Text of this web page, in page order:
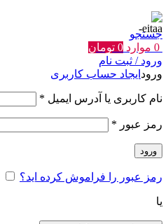
جستجو
0 موارد 0 تومان
ورود / ثبت نام
ورود ایجاد حساب کاربری
نام کاربری یا آدرس ایمیل *
رمز عبور *
ورود
رمز عبور را فراموش کرده اید؟
یا